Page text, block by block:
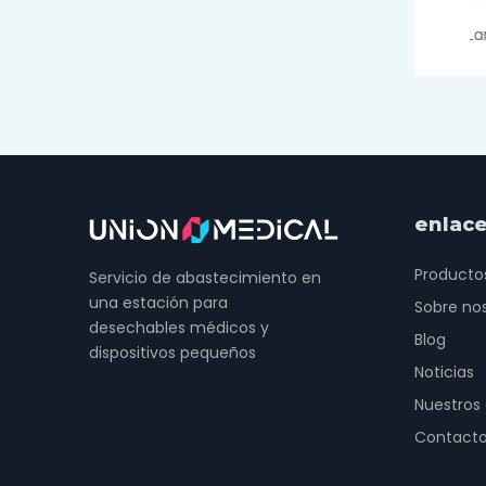
Servicio de abastecimiento en
una estación para
desechables médicos y
dispositivos pequeños
Sobre
Blog
Noticias
Nuestros